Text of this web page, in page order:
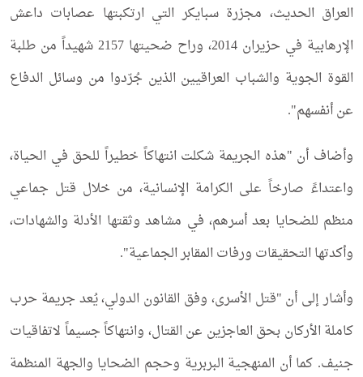
العراق الحديث، مجزرة سبايكر التي ارتكبتها عصابات داعش
الإرهابية في حزيران 2014، وراح ضحيتها 2157 شهيداً من طلبة
القوة الجوية والشباب العراقيين الذين جُرّدوا من وسائل الدفاع
عن أنفسهم".
وأضاف أن "هذه الجريمة شكلت انتهاكاً خطيراً للحق في الحياة،
واعتداءً صارخاً على الكرامة الإنسانية، من خلال قتل جماعي
منظم للضحايا بعد أسرهم، في مشاهد وثقتها الأدلة والشهادات،
وأكدتها التحقيقات ورفات المقابر الجماعية".
وأشار إلى أن "قتل الأسرى، وفق القانون الدولي، يُعد جريمة حرب
كاملة الأركان بحق العاجزين عن القتال، وانتهاكاً جسيماً لاتفاقيات
جنيف. كما أن المنهجية البربرية وحجم الضحايا والجهة المنظمة